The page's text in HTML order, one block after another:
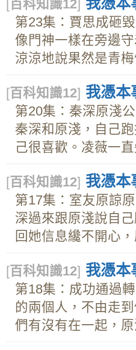
[百科知識12]
第23集：賈思成砸
像門神一樣在旁邊
涼涼地說果然是青
[百科知識12] 我憑本
第20集：秦深原淺
秦深和原淺，自己
己很喜歡。凌薇一
[百科知識12] 我憑本
第17集：室友原諒
深過來跟原淺說自
回她信息纔不開心
[百科知識12] 我憑本
第18集：成功通過
的兩個人，不由走
們有沒有在一起，